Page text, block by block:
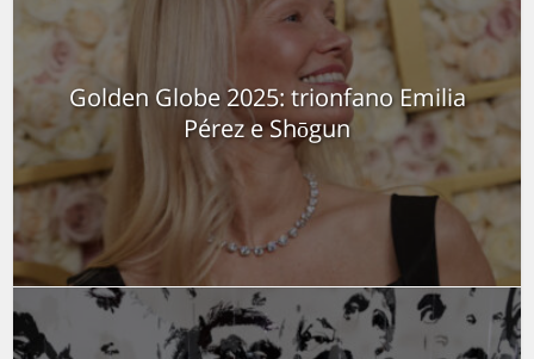
Golden Globe 2025: trionfano Emilia
Pérez e Shōgun